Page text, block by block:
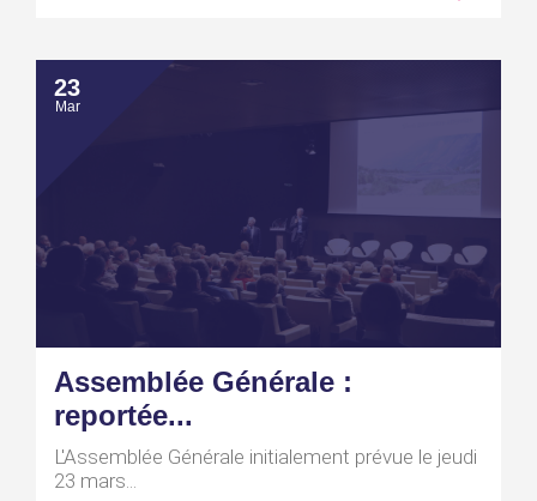
23
Mar
Assemblée Générale :
reportée...
L'Assemblée Générale initialement prévue le jeudi
23 mars...